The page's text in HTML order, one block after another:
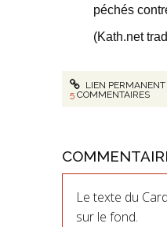
péchés
(Kath.net
LIEN PERMANENT
5 COMMENTAIRES
Le texte du
sur le fond.